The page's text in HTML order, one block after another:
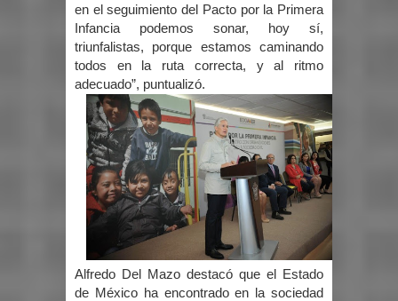
en el seguimiento del Pacto por la Primera
Infancia podemos sonar, hoy sí,
triunfalistas, porque estamos caminando
todos en la ruta correcta, y al ritmo
adecuado”, puntualizó.
Alfredo Del Mazo destacó que el Estado
de México ha encontrado en la sociedad